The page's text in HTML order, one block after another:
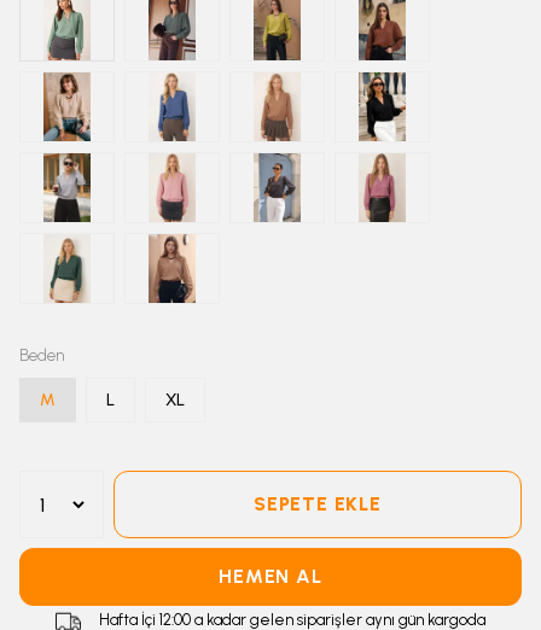
Beden
M L XL
SEPETE EKLE
HEMEN AL
Hafta İçi 12:00 a kadar gelen siparişler aynı gün kargoda